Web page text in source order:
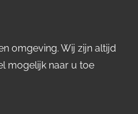
omgeving. Wij zijn altijd
mogelijk naar u toe